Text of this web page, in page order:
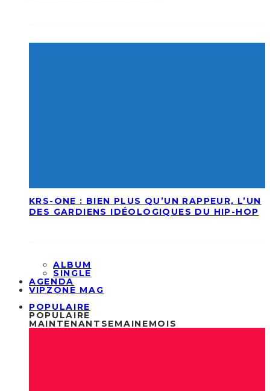
KRS-ONE : BIEN PLUS QU’UN RAPPEUR, L’UN
DES GARDIENS IDÉOLOGIQUES DU HIP-HOP
ALBUM
SINGLE
AGENDA
VIPZONE MAG
POPULAIRE
POPULAIRE
MAINTENANT SEMAINEMOIS